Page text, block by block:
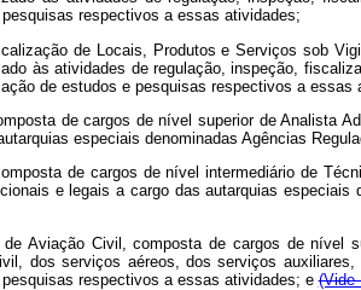
respectivos a essas atividades;
de Locais, Produtos e Serviços sob
às atividades de regulação, inspeção,
de estudos e pesquisas respectivos a essas
de cargos de nível superior de Analista
especiais denominadas Agências
de cargos de nível intermediário de
e legais a cargo das autarquias
Aviação Civil, composta de cargos de nível
dos serviços aéreos, dos serviços
respectivos a essas atividades; e(Vide